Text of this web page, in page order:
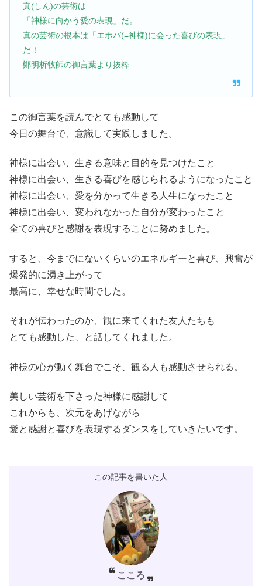
真(しん)の芸術は
「神様に向かう愛の表現」だ。
真の芸術の根本は「エホバ(=神様)に会った喜びの表現」
だ！
鄭明析牧師の御言葉より抜粋
この御言葉を読んでとても感動して
今日の舞台で、意識して実践しました。
神様に出会い、生きる意味と目的を見つけたこと
神様に出会い、生きる喜びを感じられるようになったこと
神様に出会い、愛を分かって生きる人生になったこと
神様に出会い、変われなかった自分が変わったこと
全ての喜びと感謝を表現することに努めました。
すると、今までにないくらいのエネルギーと喜び、興奮が
爆発的に湧き上がって
最高に、幸せな時間でした。
それが伝わったのか、観に来てくれた友人たちも
とても感動した、と話してくれました。
神様の心が動く舞台でこそ、観る人も感動させられる。
美しい芸術を下さった神様に感謝して
これからも、次元をあげながら
愛と感謝と喜びを表現するダンスをしていきたいです。
この記事を書いた人
こころ